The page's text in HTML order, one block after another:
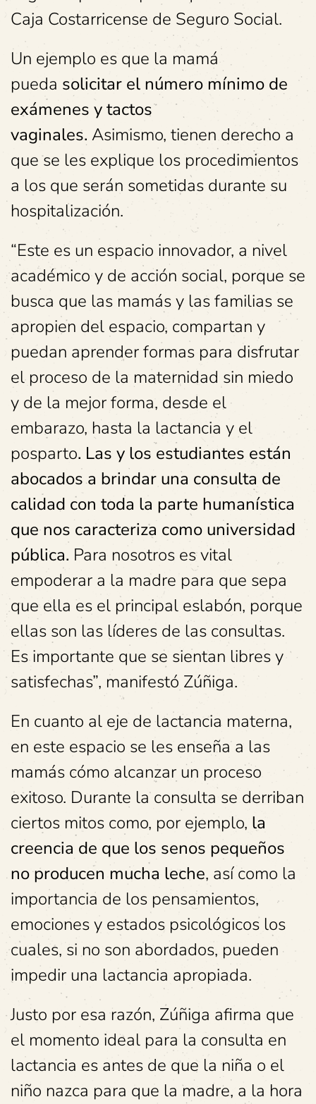
Caja Costarricense de Seguro Social.
Un ejemplo es que la mamá
pueda solicitar el número mínimo de
exámenes y tactos
vaginales. Asimismo, tienen derecho a
que se les explique los procedimientos
a los que serán sometidas durante su
hospitalización.
“Este es un espacio innovador, a nivel
académico y de acción social, porque se
busca que las mamás y las familias se
apropien del espacio, compartan y
puedan aprender formas para disfrutar
el proceso de la maternidad sin miedo
y de la mejor forma, desde el
embarazo, hasta la lactancia y el
posparto. Las y los estudiantes están
abocados a brindar una consulta de
calidad con toda la parte humanística
que nos caracteriza como universidad
pública. Para nosotros es vital
empoderar a la madre para que sepa
que ella es el principal eslabón, porque
ellas son las líderes de las consultas.
Es importante que se sientan libres y
satisfechas”, manifestó Zúñiga.
En cuanto al eje de lactancia materna,
en este espacio se les enseña a las
mamás cómo alcanzar un proceso
exitoso. Durante la consulta se derriban
ciertos mitos como, por ejemplo, la
creencia de que los senos pequeños
no producen mucha leche, así como la
importancia de los pensamientos,
emociones y estados psicológicos los
cuales, si no son abordados, pueden
impedir una lactancia apropiada.
Justo por esa razón, Zúñiga afirma que
el momento ideal para la consulta en
lactancia es antes de que la niña o el
niño nazca para que la madre, a la hora